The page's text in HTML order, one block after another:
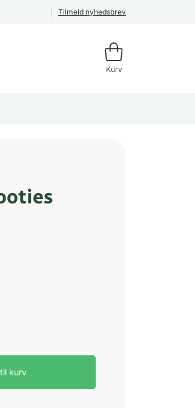
Tilmeld nyhedsbrev
Kurv
kurv